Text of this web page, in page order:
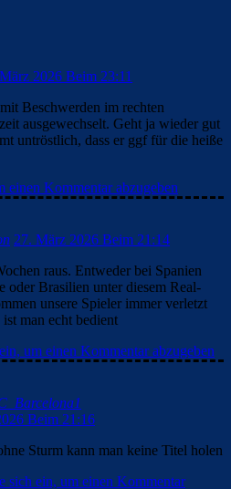
2026 Beim 23:11
Beschwerden im rechten
ausgewechselt. Geht ja wieder gut
untröstlich, dass er ggf für die heiße
einen Kommentar abzugeben
27. März 2026 Beim 21:14
raus. Entweder bei Spanien
oder Brasilien unter diesem Real-
unsere Spieler immer verletzt
man echt bedient
um einen Kommentar abzugeben
Beim 21:16
Sturm kann man keine Titel holen
sich ein, um einen Kommentar